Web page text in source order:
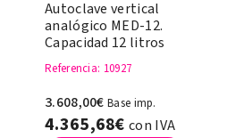
Autoclave vertical
analógico MED-12.
Capacidad 12 litros
Referencia: 10927
3.608,00€ Base imp.
4.365,68€ con IVA